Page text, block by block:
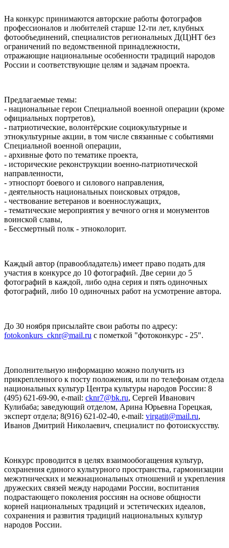
На конкурс принимаются авторские работы фотографов
профессионалов и любителей старше 12-ти лет, клубных
фотообъединений, специалистов региональных Д(Ц)НТ без
ограничений по ведомственной принадлежности,
отражающие национальные особенности традиций народов
России и соответствующие целям и задачам проекта.
Предлагаемые темы:
- национальные герои Специальной военной операции (кроме
официальных портретов),
- патриотические, волонтёрские социокультурные и
этнокультурные акции, в том числе связанные с событиями
Специальной военной операции,
- архивные фото по тематике проекта,
- исторические реконструкции военно-патриотической
направленности,
- этноспорт боевого и силового направления,
- деятельность национальных поисковых отрядов,
- чествование ветеранов и военнослужащих,
- тематические мероприятия у вечного огня и монументов
воинской славы,
- Бессмертный полк - этноколорит.
Каждый автор (правообладатель) имеет право подать для
участия в конкурсе до 10 фотографий. Две серии до 5
фотографий в каждой, либо одна серия и пять одиночных
фотографий, либо 10 одиночных работ на усмотрение автора.
До 30 ноября присылайте свои работы по адресу:
fotokonkurs_cknr@mail.ru с пометкой "фотоконкурс - 25".
Дополнительную информацию можно получить из
прикрепленного к посту положения, или по телефонам отдела
национальных культур Центра культуры народов России: 8
(495) 621-69-90, e-mail: cknr7@bk.ru, Сергей Иванович
Кулибаба; заведующий отделом, Арина Юрьевна Горецкая,
эксперт отдела; 8(916) 621-02-40, e-mail: virgatit@mail.ru,
Иванов Дмитрий Николаевич, специалист по фотоискусству.
Конкурс проводится в целях взаимообогащения культур,
сохранения единого культурного пространства, гармонизации
межэтнических и межнациональных отношений и укрепления
дружеских связей между народами России, воспитания
подрастающего поколения россиян на основе общности
корней национальных традиций и эстетических идеалов,
сохранения и развития традиций национальных культур
народов России.